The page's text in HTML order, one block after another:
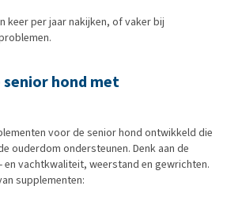
keer per jaar nakijken, of vaker bij
senior hond met
voor de senior hond ontwikkeld die
ouderdom ondersteunen. Denk aan de
en vachtkwaliteit, weerstand en gewrichten.
supplementen: